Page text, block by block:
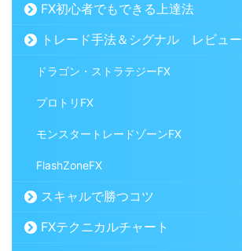
FX初心者でもできる上達法
トレード手法＆シグナル レビュー
ドラゴン・ストラテジーFX
プロトリFX
モンスタートレードゾーンFX
FlashZoneFX
スキャルで勝つコツ
FXテクニカルチャート